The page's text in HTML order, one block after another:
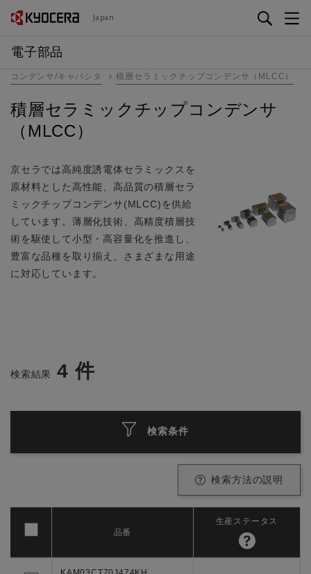
Japan
電子部品
コンデンサ/キャパシタ 積層セラミックチップコンデンサ（MLCC）
積層セラミックチップコンデンサ
（MLCC）
京セラでは高純度誘電体セラミックスを
原材料とした高性能、高品質の積層セラ
ミックチップコンデンサ(MLCC)を供給
しています。薄層化技術、高精度積層技
術を駆使して小型・高容量化を推進し、
豊富な品種を取り揃え、さまざまな用途
に対応しています。
検索結果 4 件
検索条件
検索方法の説明
品番
生産ステータス